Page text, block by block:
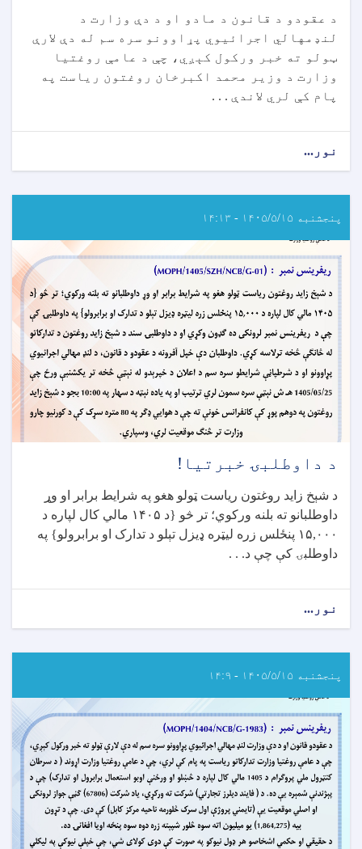
د عقودو د قانون د مادو او د دې وزارت د
لنډمهالي اجرائیوي پړاوونو سره سم له دې لارې
ټولو ته خبر ورکول کېږي، چې د عامې روغتیا
وزارت د وزیر محمد اکبرخان روغتون ریاست په
پام کې لري لاندې . . .
نور...
ورکړې
خبرتیا!پنجشنبه ۱۴۰۵/۵/۱۵ - ۱۴:۱۳
د داوطلبۍ خبرتیا!
د شېخ زاید روغتون ریاست ټولو هغو په شرایط برابر او وړ
داوطلبانو ته بلنه ورکوي؛ تر څو {د ۱۴۰۵ مالي کال لپاره د
۱۵,۰۰۰ پنځلس زره لیټره ډیزل تېلو د تدارک او برابرولو} په
داوطلبۍ کې چې د. . .
نور...
خبرتیا!
پنجشنبه ۱۴۰۵/۵/۱۵ - ۱۴:۹